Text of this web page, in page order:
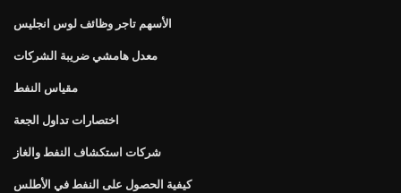
الأسهم تاجر وظائف لوس انجليس
معدل هامشي ضريبة الشركات
مقياس النفط
اختصارات تداول الجعة
شركات استكشاف النفط والغاز
كيفية الحصول على النفط في الأطلس